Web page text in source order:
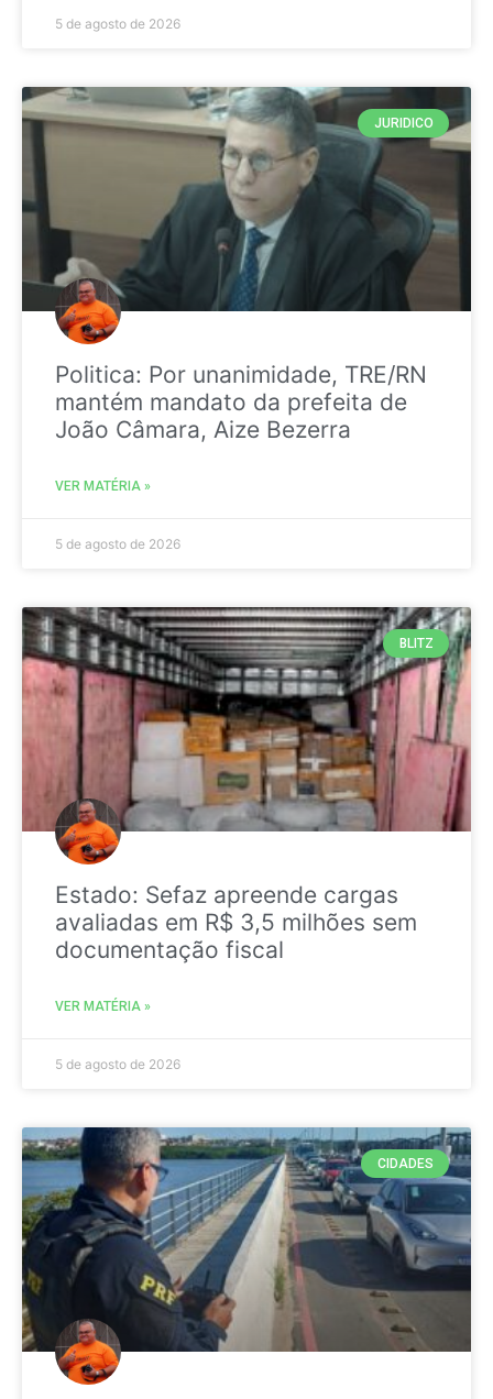
5 de agosto de 2026
JURIDICO
Politica: Por unanimidade, TRE/RN
mantém mandato da prefeita de
João Câmara, Aize Bezerra
VER MATÉRIA »
5 de agosto de 2026
BLITZ
Estado: Sefaz apreende cargas
avaliadas em R$ 3,5 milhões sem
documentação fiscal
VER MATÉRIA »
5 de agosto de 2026
CIDADES